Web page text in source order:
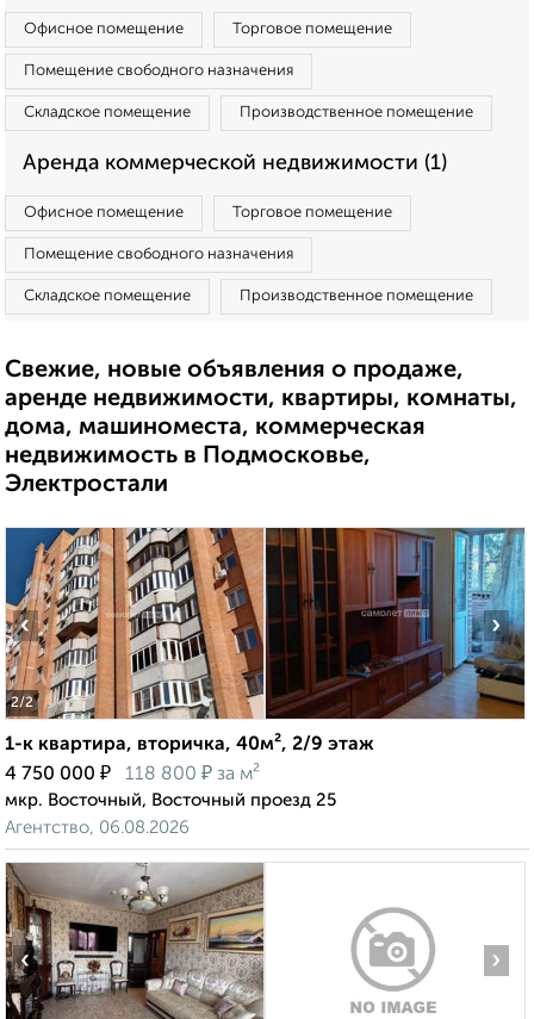
Офисное помещение Торговое помещение
Помещение свободного назначения
Складское помещение Производственное помещение
Аренда коммерческой недвижимости (1)
Офисное помещение Торговое помещение
Помещение свободного назначения
Складское помещение Производственное помещение
Свежие, новые объявления о продаже,
аренде недвижимости, квартиры, комнаты,
дома, машиноместа, коммерческая
недвижимость в Подмосковье,
Электростали
2/2
‹ ›
1-к квартира, вторичка, 40м², 2/9 этаж
4 750 000 ₽ 118 800 ₽ за м²
мкр. Восточный, Восточный проезд 25
Агентство, 06.08.2026
‹ ›